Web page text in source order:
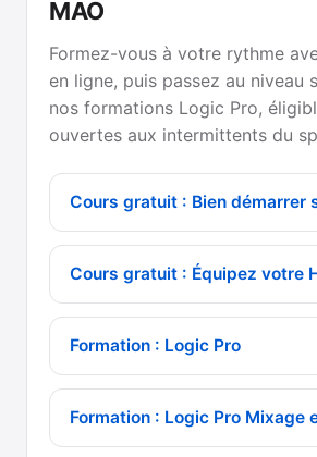
MAO
Formez-vous à votre rythme
en ligne, puis passez au niveau
nos formations Logic Pro,
ouvertes aux intermittents du
Cours gratuit : Bien démarrer
Cours gratuit : Équipez votre
Formation : Logic Pro
Formation : Logic Pro Mixage